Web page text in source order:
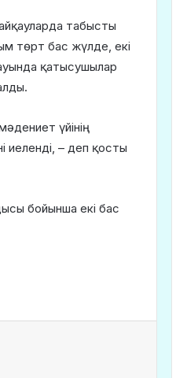
табысты
төрт бас жүлде, екі
қатысушылар
үйінің
– деп қосты
бойынша екі бас